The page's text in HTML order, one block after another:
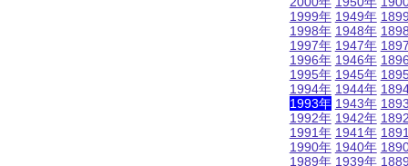
1999年
1998年
1997年
1996年
1995年
1994年
1993年
1992年
1991年
1990年
1989年
1949年
1948年
1947年
1946年
1945年
1944年
1943年
1942年
1941年
1940年
1939年